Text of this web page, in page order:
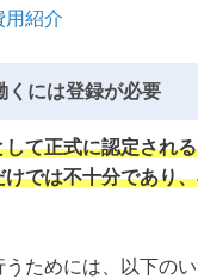
用紹介
くには登録が必要
て正式に認定され
では不十分であり
ためには、以下の